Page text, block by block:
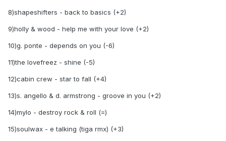
8)shapeshifters - back to basics (+2)
9)holly & wood - help me with your love (+2)
10)g. ponte - depends on you (-6)
11)the lovefreez - shine (-5)
12)cabin crew - star to fall (+4)
13)s. angello & d. armstrong - groove in you (+2)
14)mylo - destroy rock & roll (=)
15)soulwax - e talking (tiga rmx) (+3)